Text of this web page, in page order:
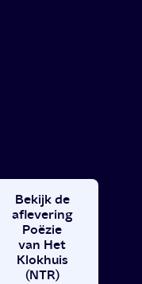
Bekijk de
aflevering
Poëzie
van Het
Klokhuis
(NTR)